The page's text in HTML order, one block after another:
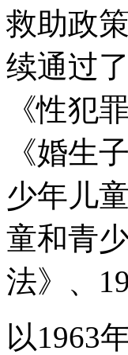
救助政
续通过
《性犯
《婚生
少年儿
童和青
法》、
以1963